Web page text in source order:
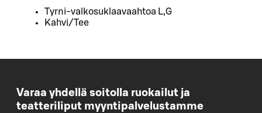
Tyrni-valkosuklaavaahtoa L,G
Kahvi/Tee
Varaa yhdellä soitolla ruokailut ja
teatteriliput myyntipalvelustamme